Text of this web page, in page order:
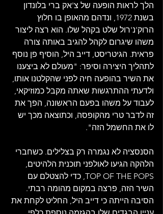
הלך לראות הופעה של צ'אק ברי בלונדון
בשנת 1972, ונדהם מהאופן בו חלוץ
הרוק'נ'רול שלט בקהל שלו. הוא רצה ליצור
משהו שיגרום לקהל להגיב באותה צורה
פראית. הגיטריסט, דייב היל, הוסיף פן נוסף
לתהליך היצירה וסיפר: "מעולם לא ביצענו
את השיר בהופעה חיה לפני שהקלטנו אותו,
ולדעתי ההתרגשות שאתה מקבל כמוזיקאי,
לעבוד על משהו בפעם הראשונה, הפך את
זה לדבר טרי מהקופסה, וכתוצאה מכך יש
לו את החשמל הזה".
הסנסציה לא נגמרה רק בצלילים. כשחברי
הלהקה הגיעו לאולפני תוכנית הלהיטים,
TOP OF THE POPS, כדי להצטלם עם
השיר הזה, פרצה במקום מהומה רבתי.
הסיבה הייתה כי דייב היל, החליט לקחת את